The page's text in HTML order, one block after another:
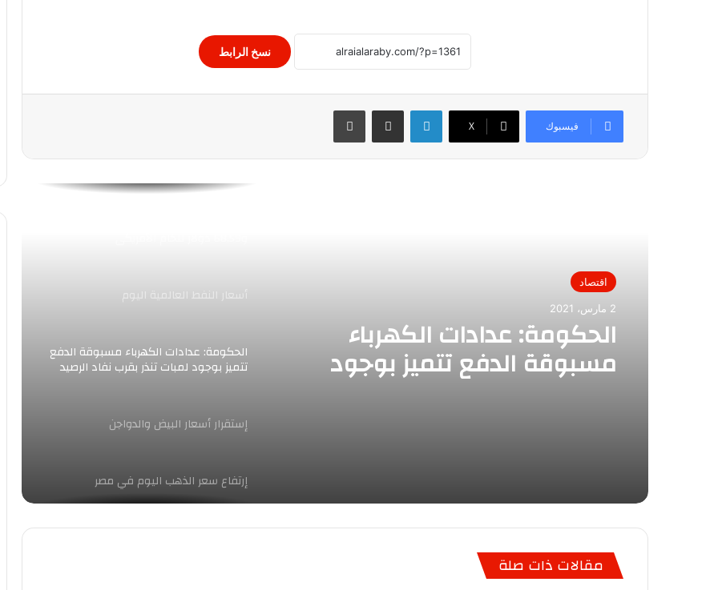
نسخ الرابط
فيسبوك X
لينكدإن مشاركة عبر البريد طباعة
اقتصاد
2 مارس، 2021
الحكومة: عدادات الكهرباء
مسبوقة الدفع تتميز بوجود
لمبات تنذر بقرب نفاد الرصيد
الوظائف عالمياً رغم نمو اقتصادي مرن
ارتفاع أسعار الذهب اليوم الاثنين.. وعيار 21
أسعار الأسهم بالبورصة المصرية اليوم الأحد
أسعار النفط العالمية اليوم
الحكومة: عدادات الكهرباء مسبوقة الدفع
تتميز بوجود لمبات تنذر بقرب نفاد الرصيد
إستقرار أسعار البيض والدواجن
إرتفاع سعر الذهب اليوم في مصر
مقالات ذات صلة